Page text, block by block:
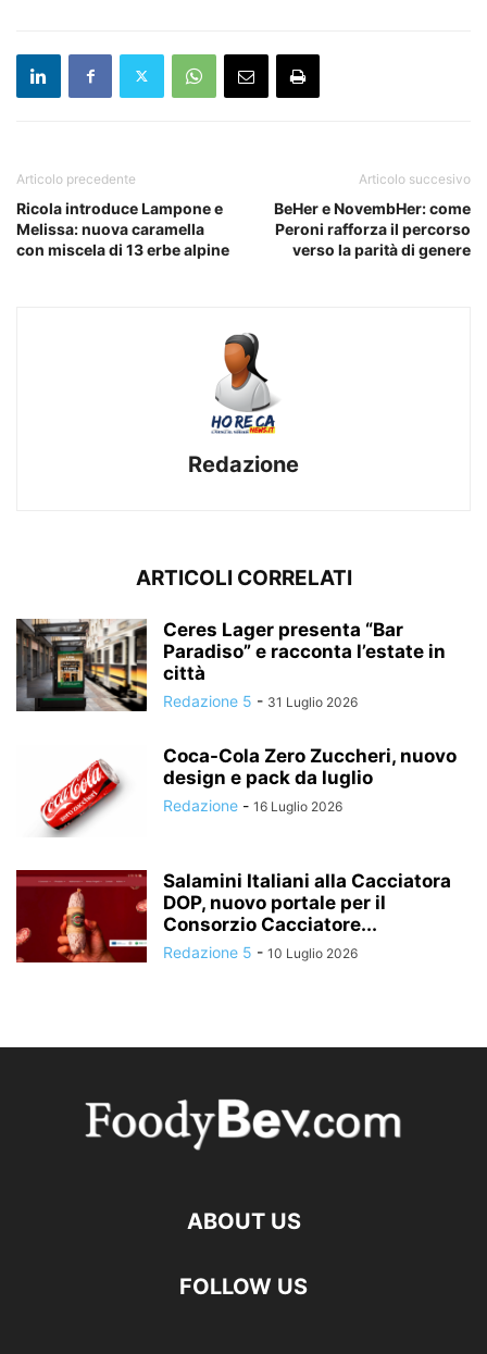
Articolo precedente
Ricola introduce Lampone e
Melissa: nuova caramella
con miscela di 13 erbe alpine
Articolo succesivo
BeHer e NovembHer: come
Peroni rafforza il percorso
verso la parità di genere
Redazione
ARTICOLI CORRELATI
Ceres Lager presenta “Bar
Paradiso” e racconta l’estate in
città
Redazione 5 - 31 Luglio 2026
Coca-Cola Zero Zuccheri, nuovo
design e pack da luglio
Redazione - 16 Luglio 2026
Salamini Italiani alla Cacciatora
DOP, nuovo portale per il
Consorzio Cacciatore...
Redazione 5 - 10 Luglio 2026
ABOUT US
FOLLOW US